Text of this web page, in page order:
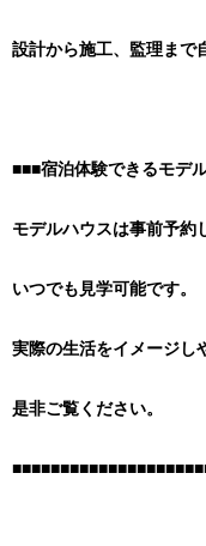
設計から施工、監理まで
■■■宿泊体験できるモデ
モデルハウスは事前予約
いつでも見学可能です。
実際の生活をイメージし
是非ご覧ください。